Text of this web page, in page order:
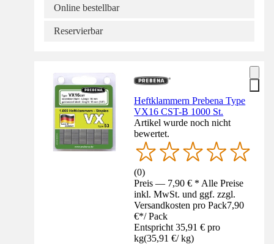
Online bestellbar
Reservierbar
Heftklammern Prebena Type
VX16 CST-B 1000 St.
Artikel wurde noch nicht
bewertet.
(0)
Preis — 7,90 € * Alle Preise
inkl. MwSt. und ggf. zzgl.
Versandkosten pro Pack7,90
€*/ Pack
Entspricht 35,91 € pro
kg(35,91 €/ kg)